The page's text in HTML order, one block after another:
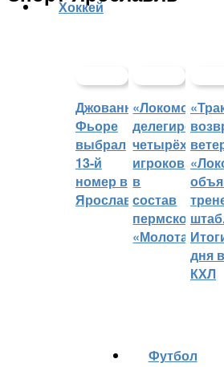
Хоккей
Джованни
Фьоре
выбрал
13-й
номер в
Ярославле
«Локомотив»
делегировал
четырёх
игроков
в
состав
пермского
«Молота»
дня в
КХЛ
Футбол